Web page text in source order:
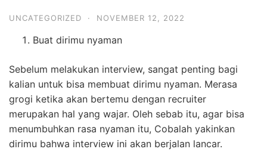
UNCATEGORIZED · NOVEMBER 12, 2022
Buat dirimu nyaman
Sebelum melakukan interview, sangat penting bagi
kalian untuk bisa membuat dirimu nyaman. Merasa
grogi ketika akan bertemu dengan recruiter
merupakan hal yang wajar. Oleh sebab itu, agar bisa
menumbuhkan rasa nyaman itu, Cobalah yakinkan
dirimu bahwa interview ini akan berjalan lancar.